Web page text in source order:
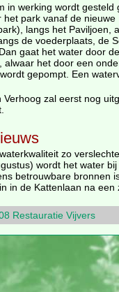
in werking wordt gesteld
het park vanaf de nieuwe
langs het Paviljoen,
de voederplaats, de
gaat het water door
alwaar het door een
gepompt. Een
Verhoog zal eerst nog
zo
wordt het water
betrouwbare bronnen
in de Kattenlaan na een
Restauratie Vijvers